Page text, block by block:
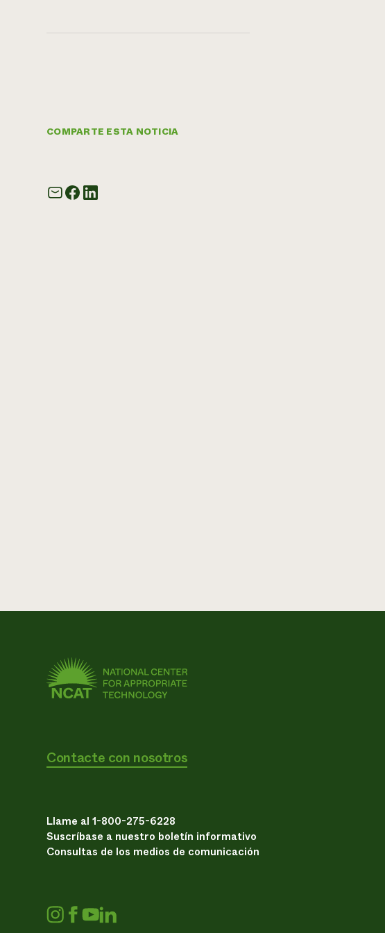
COMPARTE ESTA NOTICIA
Contacte con nosotros
Llame al 1-800-275-6228
Suscríbase a nuestro boletín informativo
Consultas de los medios de comunicación